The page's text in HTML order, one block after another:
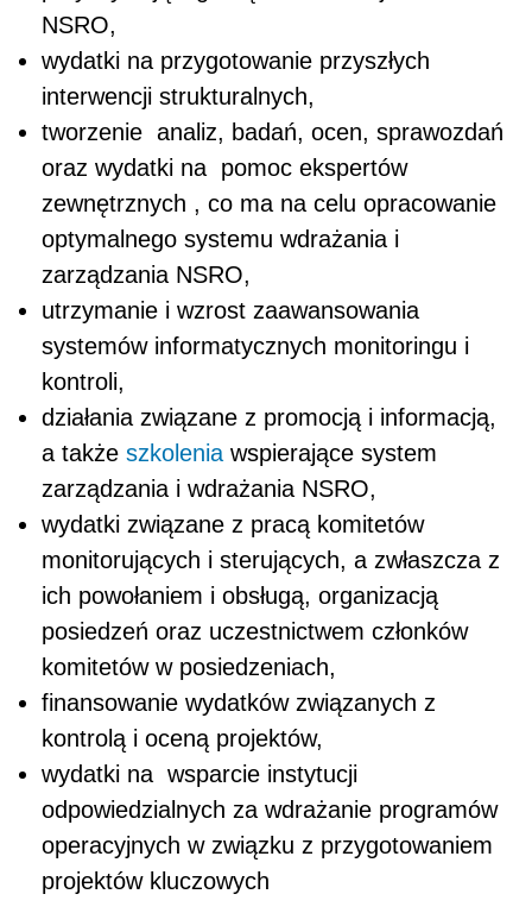
NSRO,
wydatki na przygotowanie przyszłych
interwencji strukturalnych,
tworzenie analiz, badań, ocen, sprawozdań
oraz wydatki na pomoc ekspertów
zewnętrznych , co ma na celu opracowanie
optymalnego systemu wdrażania i
zarządzania NSRO,
utrzymanie i wzrost zaawansowania
systemów informatycznych monitoringu i
kontroli,
działania związane z promocją i informacją,
a także szkolenia wspierające system
zarządzania i wdrażania NSRO,
wydatki związane z pracą komitetów
monitorujących i sterujących, a zwłaszcza z
ich powołaniem i obsługą, organizacją
posiedzeń oraz uczestnictwem członków
komitetów w posiedzeniach,
finansowanie wydatków związanych z
kontrolą i oceną projektów,
wydatki na wsparcie instytucji
odpowiedzialnych za wdrażanie programów
operacyjnych w związku z przygotowaniem
projektów kluczowych